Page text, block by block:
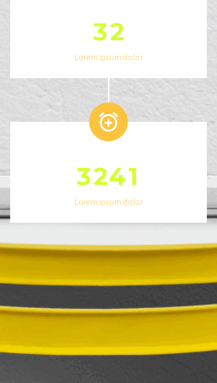
32
Lorem ipsum dolor


3241
Lorem ipsum dolor